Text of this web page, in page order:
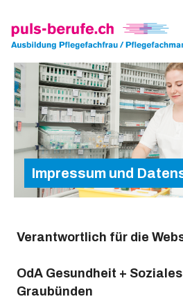
Impressum und
Verantwortlich für die
OdA Gesundheit + Soziales
Graubünden